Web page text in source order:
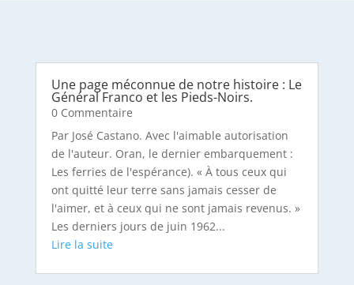
Une page méconnue de notre histoire : Le
Général Franco et les Pieds-Noirs.
0 Commentaire
Par José Castano. Avec l'aimable autorisation
de l'auteur. Oran, le dernier embarquement :
Les ferries de l'espérance). « À tous ceux qui
ont quitté leur terre sans jamais cesser de
l'aimer, et à ceux qui ne sont jamais revenus. »
Les derniers jours de juin 1962...